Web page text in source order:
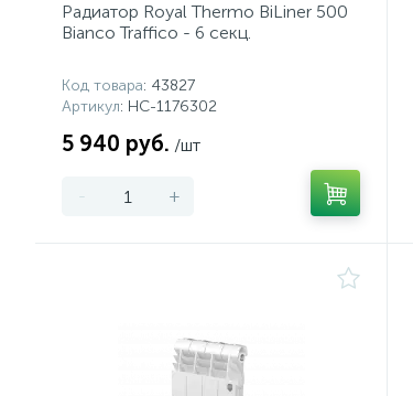
Радиатор Royal Thermo BiLiner 500
Bianco Traffico - 6 секц.
Код товара: 43827
Артикул: НС-1176302
5 940 руб. /шт
- +